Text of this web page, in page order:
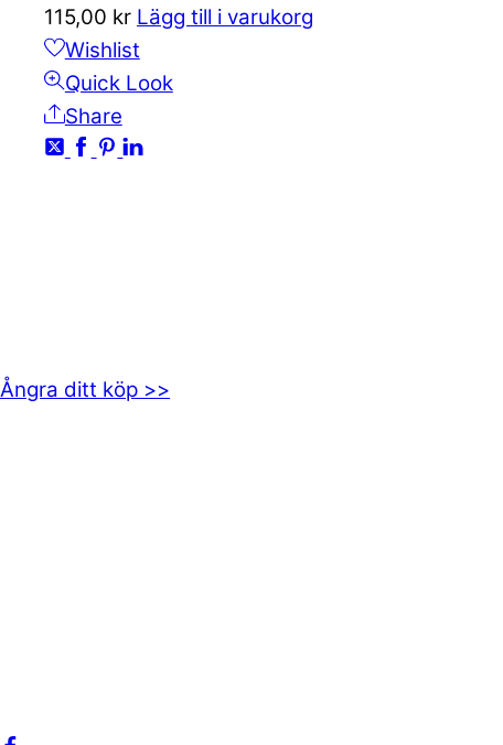
115,00 kr Lägg till i varukorg
Wishlist
Quick Look
Share
Ångra ditt köp >>